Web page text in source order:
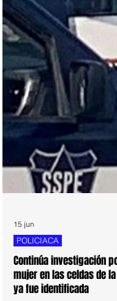
15 jun
POLICIACA